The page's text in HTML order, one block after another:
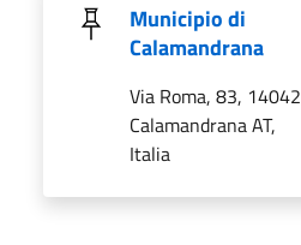
Municipio di
Calamandrana
Via Roma, 83, 14042
Calamandrana AT,
Italia